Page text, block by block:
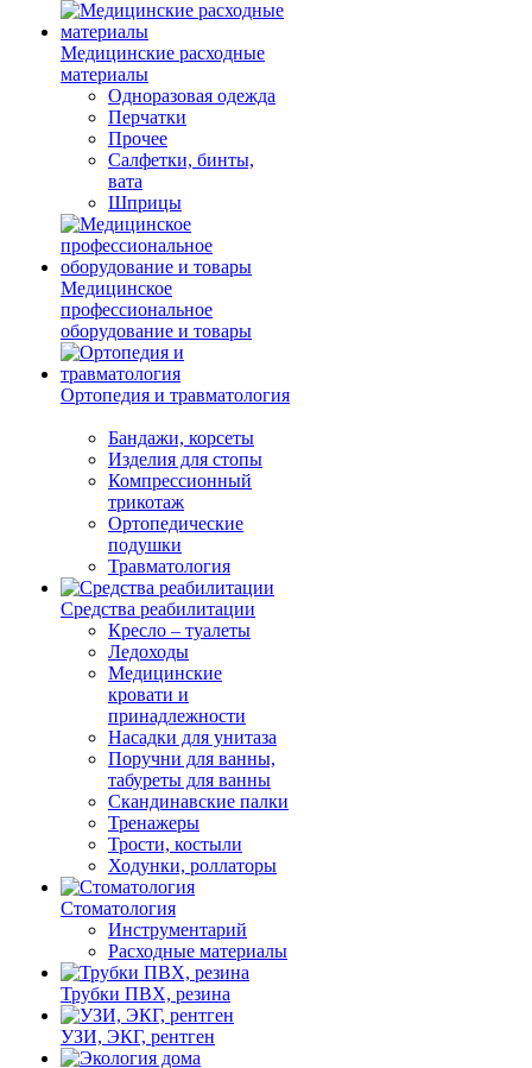
Медицинские расходные
материалы
Одноразовая одежда
Перчатки
Прочее
Салфетки, бинты,
вата
Шприцы
Медицинское
профессиональное
оборудование и товары
Ортопедия и травматология
Бандажи, корсеты
Изделия для стопы
Компрессионный
трикотаж
Ортопедические
подушки
Травматология
Средства реабилитации
Кресло – туалеты
Ледоходы
Медицинские
кровати и
принадлежности
Насадки для унитаза
Поручни для ванны,
табуреты для ванны
Скандинавские палки
Тренажеры
Трости, костыли
Ходунки, роллаторы
Стоматология
Инструментарий
Расходные материалы
Трубки ПВХ, резина
УЗИ, ЭКГ, рентген